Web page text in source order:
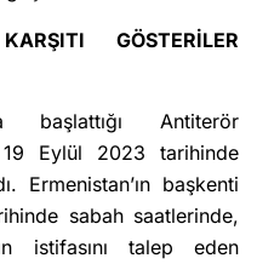
GÖSTERİLER
başlattığı Antiterör
19 Eylül 2023 tarihinde
Ermenistan’ın başkenti
sabah saatlerinde,
istifasını talep eden